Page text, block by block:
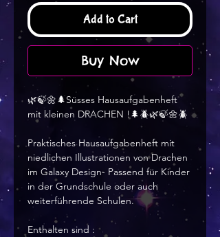
Add to Cart
Buy Now
🌿🍃🌼🌲Süsses Hausaufgabenheft
mit kleinen DRACHEN !🌲🪲🌿🍃🌼🪲
Praktisches Hausaufgabenheft mit
niedlichen Illustrationen von Drachen
im Galaxy Design- Passend für Kinder
in der Grundschule oder auch
weiterführende Schulen.
Enthalten sind :